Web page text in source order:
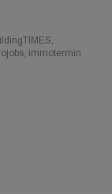
immotermin